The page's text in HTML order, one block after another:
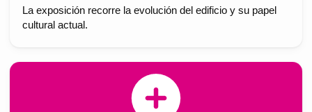
La exposición recorre la evolución del edificio y su papel
cultural actual.